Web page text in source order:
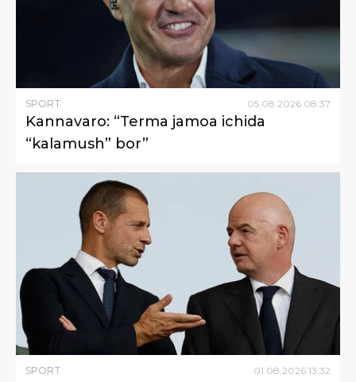
SPORT 05.08.2026 08:37
Kannavaro: “Terma jamoa ichida
“kalamush” bor”
SPORT 01 08 2026 13:32